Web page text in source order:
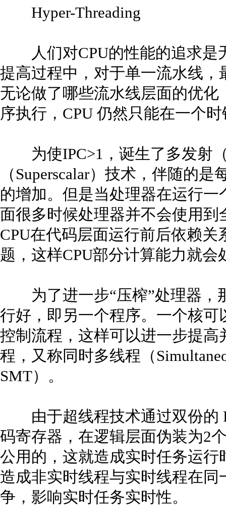
Hyper-Threading
人们对CPU的性能的追求是
提高过程中，对于单一流水线，
无论做了哪些流水线层面的优
序执行，CPU 仍然只能在一个
为使IPC>1，诞生了多发射（
（Superscalar）技术，伴随的
的增加。但是当处理器在运行
面很多时候处理器并不会使用
CPU在代码层面运行前后依赖
题，这样CPU部分计算能力就会
为了进一步“压榨”处理器，
行好，即另一个程序。一个核
控制流程，这样可以进一步提
程，又称同时多线程（
SMT）。
由于超线程技术通过双份的
码寄存器，在逻辑层面伪装为2
公用的，这就造成实时任务运行
造成非实时线程与实时线程在
争，影响实时任务实时性。